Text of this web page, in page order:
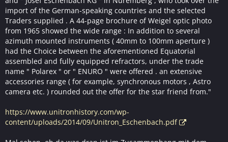
import of the German-speaking countries and the selected
Traders supplied . A 44-page brochure of Weigel optic photo
from 1965 showed the wide range : In addition to several
azimuth mounted instruments ( 40mm to 100mm aperture )
had the Choice between the aforementioned Equatorial
assembled and fully equipped refractors, under the trade
name " Polarex " or " ENURO " were offered . an extensive
accessories range ( for example, synchronous motors , Astro
camera etc. ) rounded out the offer for the star friend from."
https://www.unitronhistory.com/wp-
content/uploads/2014/09/Unitron_Eschenbach.pdf